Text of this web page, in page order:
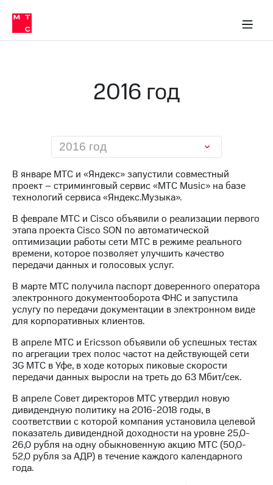
Медиа-центр
и акционерам
Устойчивое развитие
Комплаенс и деловая этика
компании
Правовая
Контакты
Медиа-центр
Пресс-
релизы
МТС
о технологиях
Достижения
Интервью
Финансовая
отчетность
Контакты
Новости
в
регионе
и акционерам
Корпоративное
МТС
о технологиях
2016 год
2016 год
В январе МТС и «Яндекс» запустили совместный
проект – стриминговый сервис «МТС Music» на базе
технологий сервиса «Яндекс.Музыка».
В феврале МТС и Cisco объявили о реализации первого
этапа проекта Cisco SON по автоматической
оптимизации работы сети МТС в режиме реального
времени, которое позволяет улучшить качество
передачи данных и голосовых услуг.
В марте МТС получила паспорт доверенного оператора
электронного документооборота ФНС и запустила
услугу по передачи документации в электронном виде
для корпоративных клиентов.
В апреле МТС и Ericsson объявили об успешных тестах
по агрегации трех полос частот на действующей сети
3G МТС в Уфе, в ходе которых пиковые скорости
передачи данных выросли на треть до 63 Мбит/сек.
В апреле Совет директоров МТС утвердил новую
дивидендную политику на 2016-2018 годы, в
соответствии с которой компания установила целевой
показатель дивидендной доходности на уровне 25,0-
26,0 рубля на одну обыкновенную акцию МТС (50,0-
52,0 рубля за АДР) в течение каждого календарного
года.